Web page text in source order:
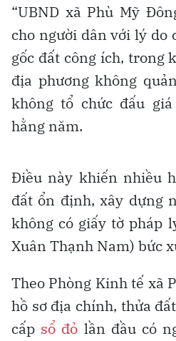
“UBND xã Phù Mỹ
cho người dân với lý do
gốc đất công ích, trong
địa phương không
không tổ chức đấu
hằng năm.
Điều này khiến nhiều
đất ổn định, xây dựng
không có giấy tờ pháp
Xuân Thạnh Nam) bức
Theo Phòng Kinh tế xã
hồ sơ địa chính, thửa
cấp sổ đỏ lần đầu có